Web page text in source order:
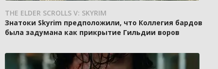
THE ELDER SCROLLS V: SKYRIM
Знатоки Skyrim предположили, что Коллегия бардов
была задумана как прикрытие Гильдии воров